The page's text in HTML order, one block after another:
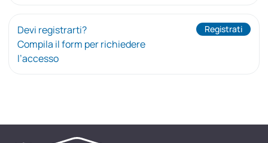
Devi registrarti?
Compila il form per richiedere
l’accesso
Registrati